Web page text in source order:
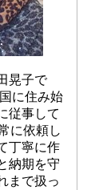
晃子で
に住み始
従事して
に依頼し
丁寧に作
納期を守
まで扱っ